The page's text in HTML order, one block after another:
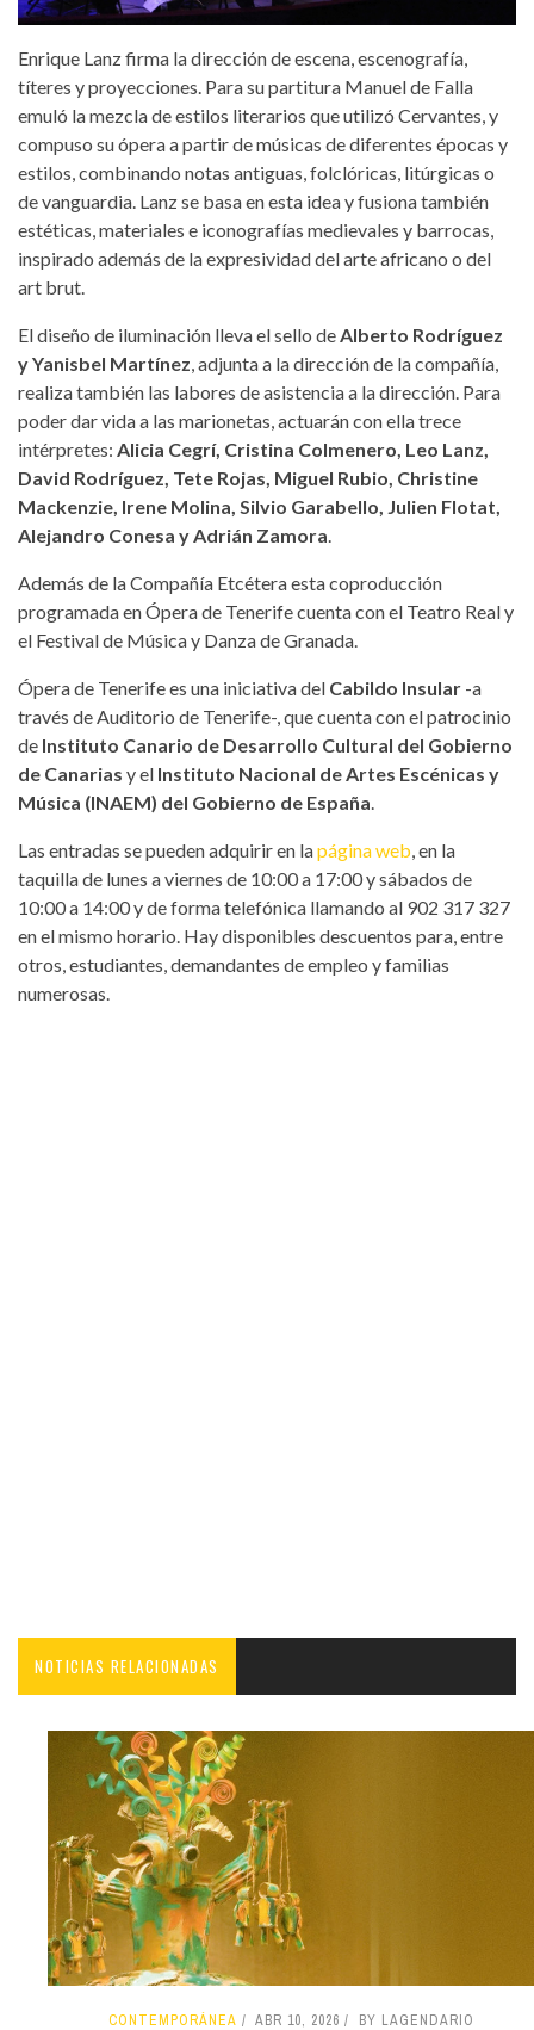
Enrique Lanz firma la dirección de escena, escenografía,
títeres y proyecciones. Para su partitura Manuel de Falla
emuló la mezcla de estilos literarios que utilizó Cervantes, y
compuso su ópera a partir de músicas de diferentes épocas y
estilos, combinando notas antiguas, folclóricas, litúrgicas o
de vanguardia. Lanz se basa en esta idea y fusiona también
estéticas, materiales e iconografías medievales y barrocas,
inspirado además de la expresividad del arte africano o del
art brut.
El diseño de iluminación lleva el sello deAlberto Rodríguez
y Yanisbel Martínez, adjunta a la dirección de la compañía,
realiza también las labores de asistencia a la dirección. Para
poder dar vida a las marionetas, actuarán con ella trece
intérpretes: Alicia Cegrí, Cristina Colmenero, Leo Lanz,
David Rodríguez, Tete Rojas, Miguel Rubio, Christine
Mackenzie, Irene Molina, Silvio Garabello, Julien Flotat,
Alejandro Conesa y Adrián Zamora.
Además de la Compañía Etcétera esta coproducción
programada en Ópera de Tenerife cuenta con el Teatro Real y
el Festival de Música y Danza de Granada.
Ópera de Tenerife es una iniciativa del Cabildo Insular -a
través de Auditorio de Tenerife-, que cuenta con el patrocinio
de Instituto Canario de Desarrollo Cultural del Gobierno
de Canarias y el Instituto Nacional de Artes Escénicas y
Música (INAEM) del Gobierno de España.
Las entradas se pueden adquirir en lapágina web, en la
taquilla de lunes a viernes de 10:00 a 17:00 y sábados de
10:00 a 14:00 y de forma telefónica llamando al 902 317 327
en el mismo horario. Hay disponibles descuentos para, entre
otros, estudiantes, demandantes de empleo y familias
numerosas.
NOTICIAS RELACIONADAS
CONTEMPORÁNEA ABR 10, 2026 BY LAGENDARIO